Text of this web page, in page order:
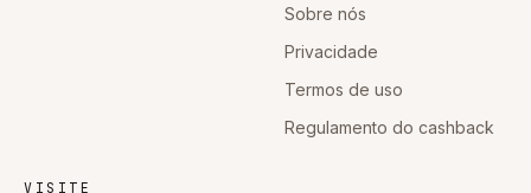
Sobre nós
Privacidade
Termos de uso
Regulamento do cashback
VISITE